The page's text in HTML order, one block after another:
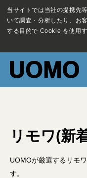
当サイトでは当社の提携先
いて調査・分析したり、お
する目的で Cookie を使用
リモワ(新
UOMOが厳選するリモ
す。